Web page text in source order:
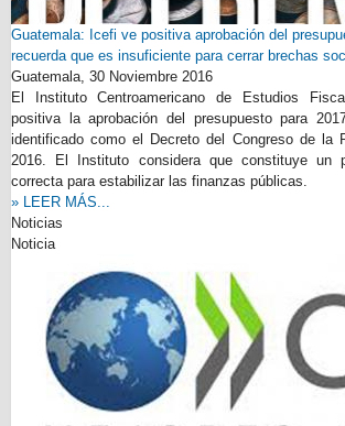
Guatemala: Icefi ve positiva aprobación del
recuerda que es insuficiente para cerrar brechas
Guatemala, 30 Noviembre 2016
El Instituto Centroamericano de Estudios
positiva la aprobación del presupuesto para
identificado como el Decreto del Congreso de la
2016. El Instituto considera que constituye un
correcta para estabilizar las finanzas públicas.
» LEER MÁS...
Noticias
Noticia